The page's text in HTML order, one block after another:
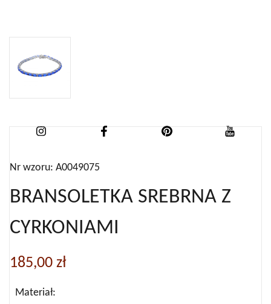
Nr wzoru: A0049075
BRANSOLETKA SREBRNA Z
CYRKONIAMI
185,00 zł
Materiał